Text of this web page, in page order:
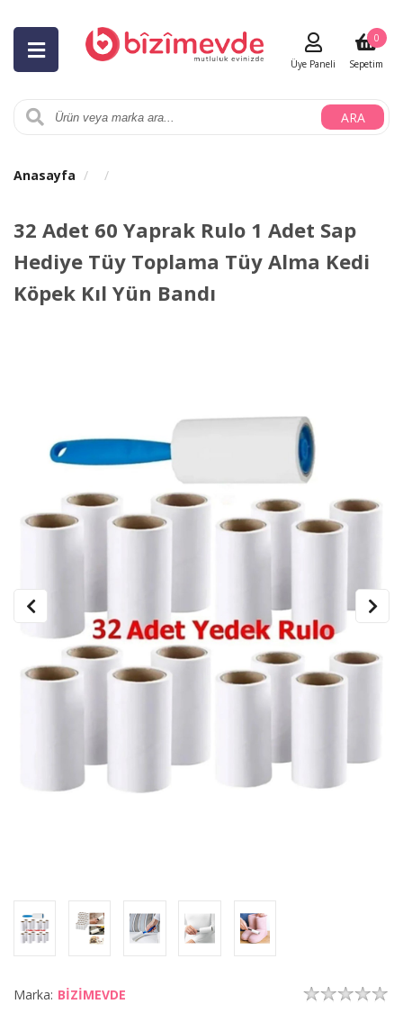
ARA
Üye Paneli Sepetim
0
Anasayfa
32 Adet 60 Yaprak Rulo 1 Adet Sap
Hediye Tüy Toplama Tüy Alma Kedi
Köpek Kıl Yün Bandı
Marka: BİZİMEVDE